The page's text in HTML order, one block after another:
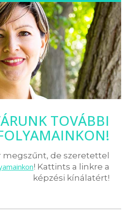
TOVÁBBI
megszűnt, de szeretettel
! Kattints a linkre a
képzési kínálatért!